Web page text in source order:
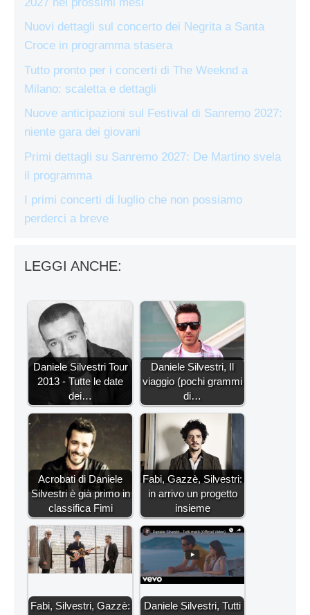
Nuovi dettagli sul concerto dei Negrita a Santa
Croce in programma stasera
Tutto pronto per i concerti di The Weeknd a
Milano: scaletta e dettagli
Nuove anticipazioni sul Festival di Sanremo 2027:
niente gara dei giovani
Primi dettagli su Sanremo 2027: De Martino svela
il programma
I primi concerti di luglio che non possiamo
perderci a breve
LEGGI ANCHE:
Daniele Silvestri Tour
2013 - Tutte le date
dei…
Daniele Silvestri, Il
viaggio (pochi grammi
di…
Acrobati di Daniele
Silvestri è già primo in
classifica Fimi
Fabi, Gazzè, Silvestri:
in arrivo un progetto
insieme
Fabi, Silvestri, Gazzè:
Daniele Silvestri, Tutti